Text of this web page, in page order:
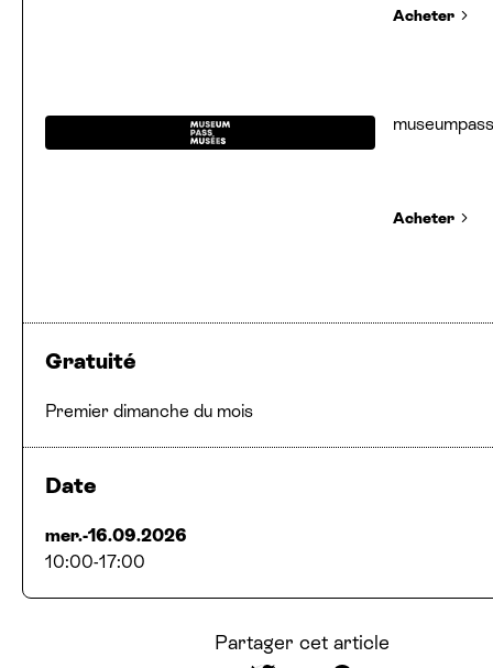
Partager cet article
Acheter
Acheter
Gratuité
Premier dimanche du mois
Date
mer.-16.09.2026
10:00-17:00